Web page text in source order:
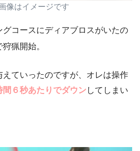
像はイメージです
コースにディアブロスがいたの
猟開始。
ていったのですが、オレは操作
間６秒あたりでダウン してしまい